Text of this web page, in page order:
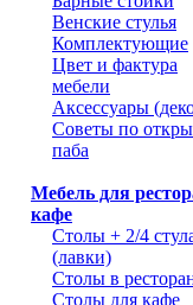
Венские стулья
Комплектующие
Цвет и фактура
мебели
Аксессуары
Советы по
паба
Мебель для
кафе
Столы + 2/4
(лавки)
Столы в
Столы для кафе